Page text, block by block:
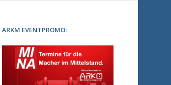
ARKM EVENTPROMO: